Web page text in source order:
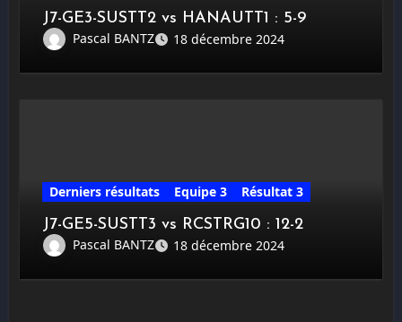
J7-GE3-SUSTT2 vs HANAUTT1 : 5-9
Pascal BANTZ
18 décembre 2024
Derniers résultats Equipe 3
Résultat 3
J7-GE5-SUSTT3 vs RCSTRG10 : 12-2
Pascal BANTZ
18 décembre 2024